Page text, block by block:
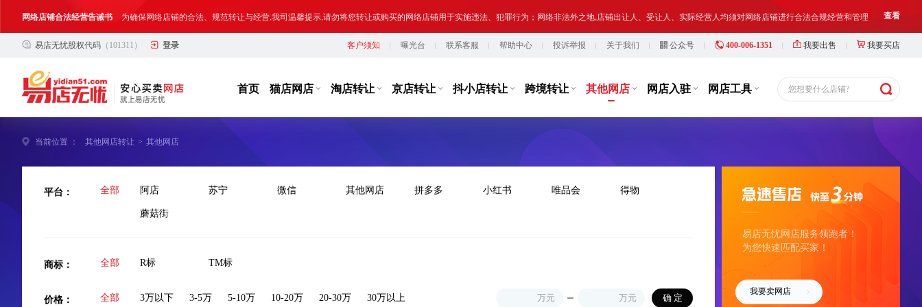
网络店铺合法经营告诫书 为确保网络店铺的合法、规范转让与经营,我司温馨提示,请勿将您转让或购买的网络店铺用于实施违法、犯罪行为；网络非法外之地,店铺出让人、受让人、实际经营人均须对网络店铺进行合法合规经营和管理 查看
合法合规经营告客户书 部分客户在购买抖店网络店铺后，存在试图规避平台监管，从事违规经营活动的行为，如引导线下交易、发布违规内容、进行虚假宣传等，此类行为违反了国家相关法律法规，也损害了抖店平台的市场秩序 查看
网络店铺合法经营告诫书 为确保网络店铺的合法、规范转让与经营,我司温馨提示,请勿将您转让或购买的网络店铺用于实施违法、犯罪行为；网络非法外之地,店铺出让人、受让人、实际经营人均须对网络店铺进行合法合规经营和管理 查看
易店无忧股权代码 （101311） 登录 客户须知 曝光台 联系客服 帮助中心 投诉举报 关于我们 公众号 400-006-1351 我要出售 我要买店
首页 猫店网店 淘店转让 京店转让 抖小店转让 跨境转让 其他网店 网店入驻 网店工具 您想要什么店铺?
当前位置 ： 其他网店转让 > 其他网店
平台： 全部 阿店 苏宁 微信 其他网店 拼多多 小红书 唯品会 得物
蘑菇街
商标： 全部 R标 TM标
价格： 全部 3万以下 3-5万 5-10万 10-20万 20-30万 30万以上 万元 万元
易店无忧网店服务领跑者！
为您快速匹配买家！
我要卖网店
7小时前 w***7 以¥38000.00
购买 华中地区，小红书游戏充值类目企业店，2026...
7小时前
华东地区，微信小店，二手奢侈品，个体店，...
7小时前 y***8 以¥30000.00
购买 华东地区 唯品会家具特卖旗舰店 2025年入...
7小时前 y***c 以¥239000.00
购买 华东地区 小红书企业店铺，配合过户，游戏...
7小时前 D***8 以¥290000.00
购买 华南地区，唯品会旗舰店，女装类，一般纳税...